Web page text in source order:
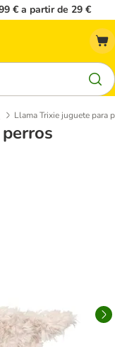
€ a partir de 29 €
Llama Trixie juguete para